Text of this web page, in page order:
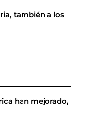
también a los
han mejorado,